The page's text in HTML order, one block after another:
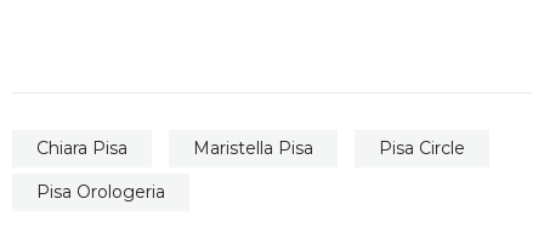
Chiara Pisa Maristella Pisa
Pisa Circle
Pisa Orologeria